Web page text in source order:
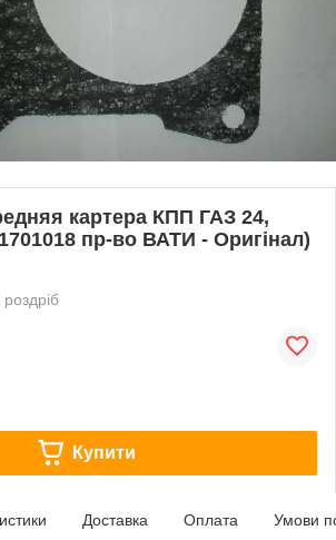
картера КПП ГАЗ 24,
пр-во ВАТИ - Оригінал)
роздріб
Купити
Доставка Оплата Умови